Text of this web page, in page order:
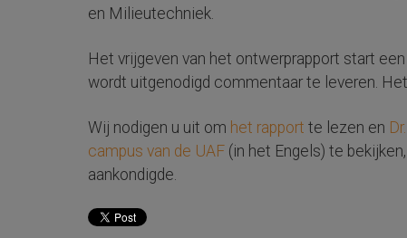
en Milieutechniek.
Het vrijgeven van het ontwerprapport start
wordt uitgenodigd commentaar te leveren.
Wij nodigen u uit om het rapport te lezen en
campus van de UAF (in het Engels) te
aankondigde.